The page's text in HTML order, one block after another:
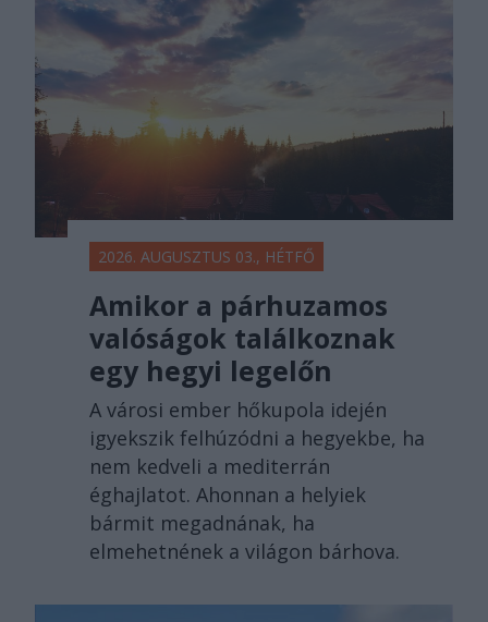
2026. AUGUSZTUS 03., HÉTFŐ
Amikor a párhuzamos
valóságok találkoznak
egy hegyi legelőn
A városi ember hőkupola idején
igyekszik felhúzódni a hegyekbe, ha
nem kedveli a mediterrán
éghajlatot. Ahonnan a helyiek
bármit megadnának, ha
elmehetnének a világon bárhova.